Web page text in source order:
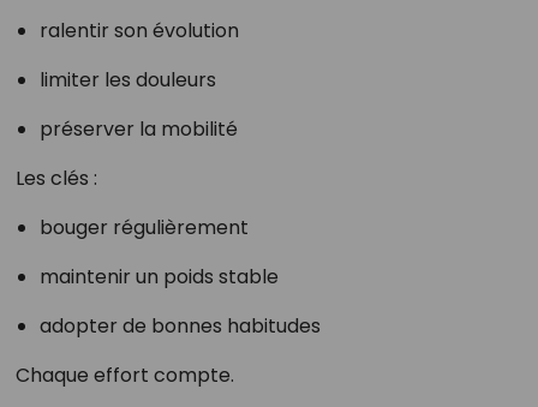
ralentir son évolution
limiter les douleurs
préserver la mobilité
Les clés :
bouger régulièrement
maintenir un poids stable
adopter de bonnes habitudes
Chaque effort compte.